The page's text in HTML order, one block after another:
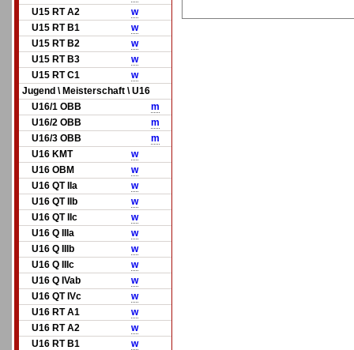
U15 RT A2
w
U15 RT B1
w
U15 RT B2
w
U15 RT B3
w
U15 RT C1
w
Jugend \ Meisterschaft \ U16
U16/1 OBB
m
U16/2 OBB
m
U16/3 OBB
m
U16 KMT
w
U16 OBM
w
U16 QT IIa
w
U16 QT IIb
w
U16 QT IIc
w
U16 Q IIIa
w
U16 Q IIIb
w
U16 Q IIIc
w
U16 Q IVab
w
U16 QT IVc
w
U16 RT A1
w
U16 RT A2
w
U16 RT B1
w